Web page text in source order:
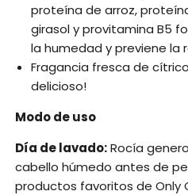
proteína de arroz,
girasol y provitamina B5
la humedad y previene la
Fragancia fresca de
delicioso!
Modo de uso
Día de lavado:Rocía
cabello húmedo antes de
productos favoritos de Only